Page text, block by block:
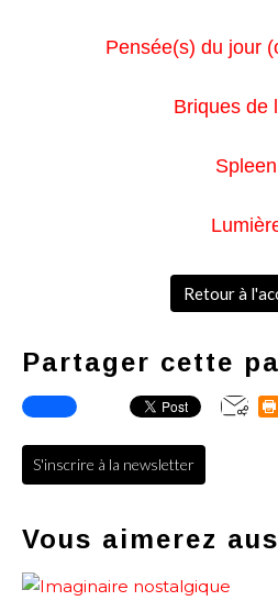
Pensée(s) du jour
Briques de
Spleen
Retour à
Partager cette
S'inscrire à la newsletter
Vous aimerez